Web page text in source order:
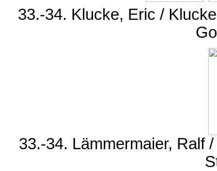
33.-34. Klucke, Eric /
33.-34. Lämmermaier, Ralf